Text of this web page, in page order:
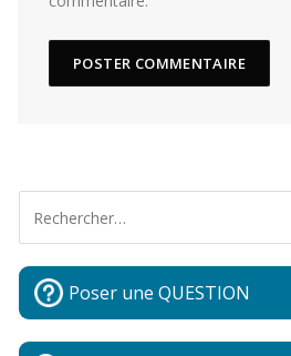
Poser une QUESTION